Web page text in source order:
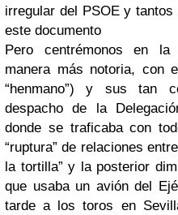
irregular del PSOE y
este documento
Pero centrémonos en
manera más notoria, con
“henmano”) y sus tan
despacho de la
donde se traficaba con
“ruptura” de relaciones
la tortilla” y la posterior
que usaba un avión del
tarde a los toros en